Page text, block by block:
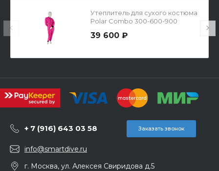
Утеплитель для сухого костюма
Polar Combo 300-600-900
39 600 ₽
+ 7 (916) 643 03 58 Заказать звонок
info@smartdive.ru
г. Москва, ул. Алексея Свиридова д.5